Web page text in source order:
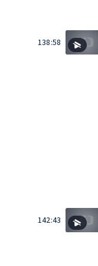
138:58
142:43